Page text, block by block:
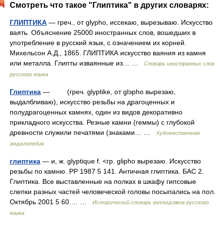
Смотреть что такое "Глиптика" в других словарях:
ГЛИПТИКА — греч., от glypho, иссекаю, вырезываю. Искусство
ваять. Объяснение 25000 иностранных слов, вошедших в
употребление в русский язык, с означением их корней.
Михельсон А.Д., 1865. ГЛИПТИКА искусство ваяния из камня
или металла. Глипты изваянные из… …
Словарь иностранных слов
русского языка
Глиптика — (греч. glyptike, от glэpho вырезаю,
выдалбливаю), искусство резьбы на драгоценных и
полудрагоценных камнях, один из видов декоративно
прикладного искусства. Резные камни (геммы) с глубокой
древности служили печатями (знаками… …
Художественная
энциклопедия
глиптика — и, ж. glyptique f. <гр. glipho вырезаю. Искусство
резьбы по камню. РР 1987 5 141. Античная глиптика. БАС 2.
Глиптика. Все выставленные на полках в шкафу гипсовые
слепки разных частей человеческой головы посыпались на пол.
Октябрь 2001 5 60.… …
Исторический словарь галлицизмов русского
языка